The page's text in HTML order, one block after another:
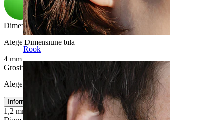
Rook
Dimensiune bilă
Alege Dimensiune bilă
4 mm
Grosimea firului
Alege Grosimea firului
Informații dimensiuni
1,2 mm
1,6 mm